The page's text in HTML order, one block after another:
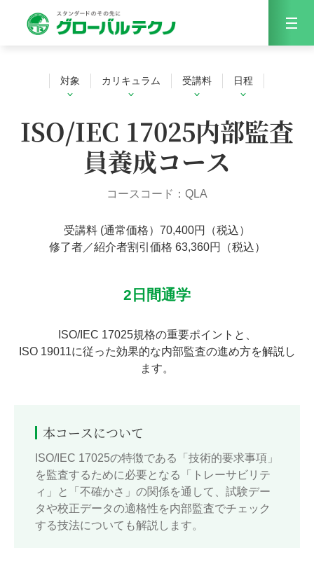
Menu
対象 カリキュラム 受講料 日程
ISO/IEC 17025内部監査
員養成コース
コースコード：QLA
受講料 (通常価格）70,400円（税込）
修了者／紹介者割引価格 63,360円（税込）
2日間通学
ISO/IEC 17025規格の重要ポイントと、
ISO 19011に従った効果的な内部監査の進め方を解説し
ます。
本コースについて
ISO/IEC 17025の特徴である「技術的要求事項」
を監査するために必要となる「トレーサビリテ
ィ」と「不確かさ」の関係を通して、試験デー
タや校正データの適格性を内部監査でチェック
する技法についても解説します。